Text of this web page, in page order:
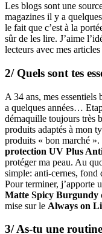
Les blogs sont une
magazines il y a
le fait que c’est à la
sûr de les lire. J’aime
lecteurs avec mes
2/ Quels sont tes
A 34 ans, mes
a quelques années…
démaquille toujours très
produits adaptés à mon
produits « bon marché
protection UV Plus
protéger ma peau. Au
simple: anti-cernes, fond
Pour terminer, j’apporte
Matte Spicy Burgundy
mise sur le Always on
3/ As-tu une